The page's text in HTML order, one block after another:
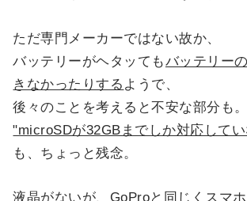
ただ専門メーカーではない故か、
バッテリーがヘタッてもバッテリー
きなかったりする ようで、
後々のことを考えると不安な部分も。
"microSDが32GBまでしか対応して
も、ちょっと残念。
液晶がないが、GoProと同じくスマ